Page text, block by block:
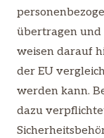
übertragen
weisen darauf
der EU
werden kann.
dazu